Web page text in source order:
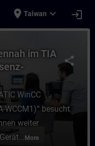
place Taiwan expand_more login
share
im TIA
WinCC
WCCM1)“ besucht
weiter
More